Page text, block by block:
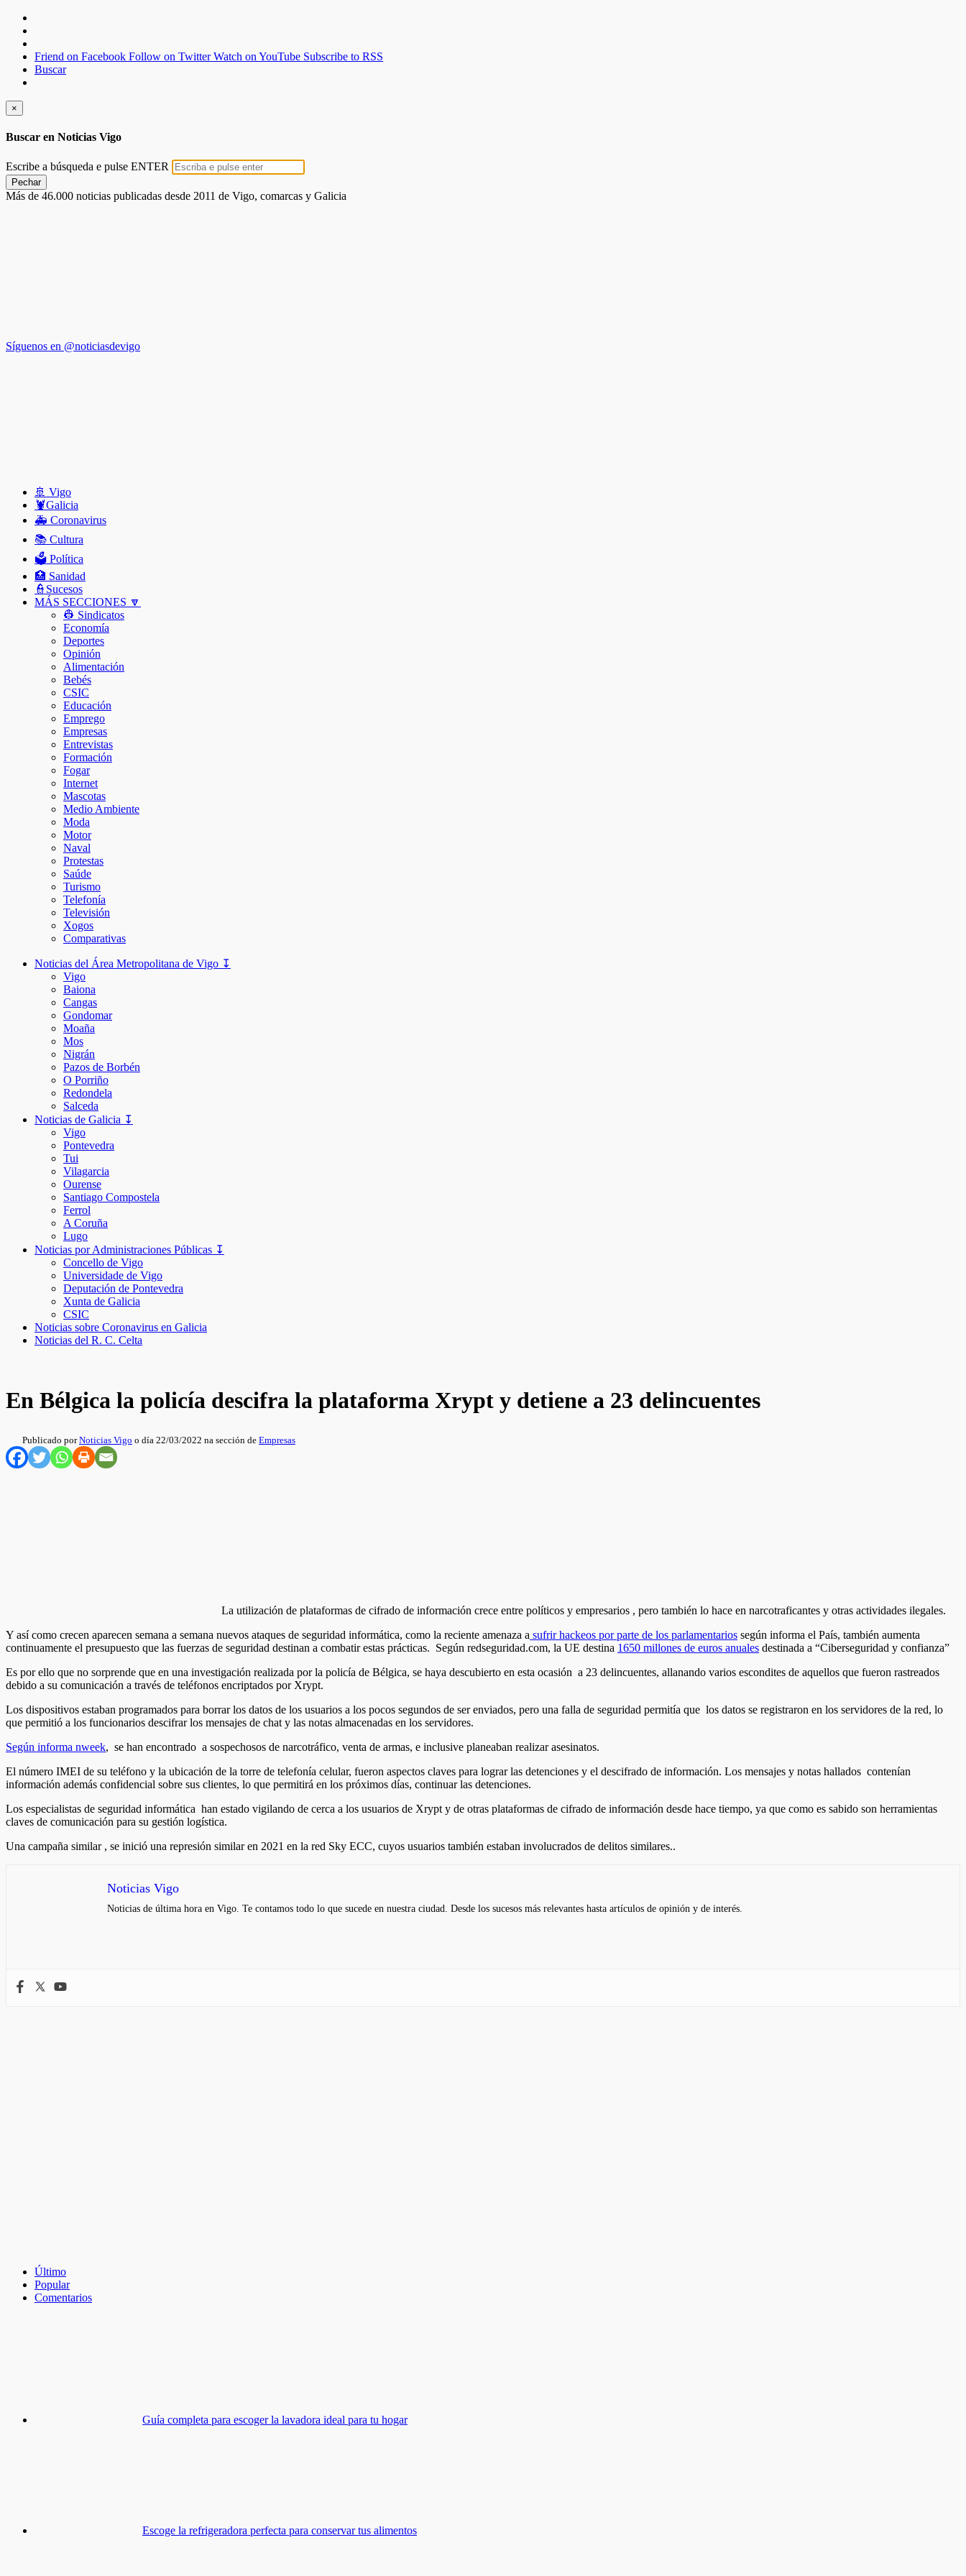
Friend on Facebook Follow on Twitter Watch on YouTube Subscribe to RSS
Buscar
×
Buscar en Noticias Vigo
Escribe a búsqueda e pulse ENTER
Pechar
Más de 46.000 noticias publicadas desde 2011 de Vigo, comarcas y Galicia
Síguenos en @noticiasdevigo
🚢 Vigo
🦞️Galicia
🚑 Coronavirus
📚 Cultura
🗳️ Política
🏥 Sanidad
👮Sucesos
MÁS SECCIONES 🔽
👷 Sindicatos
Economía
Deportes
Opinión
Alimentación
Bebés
CSIC
Educación
Emprego
Empresas
Entrevistas
Formación
Fogar
Internet
Mascotas
Medio Ambiente
Moda
Motor
Naval
Protestas
Saúde
Turismo
Telefonía
Televisión
Xogos
Comparativas
Noticias del Área Metropolitana de Vigo ↧
Vigo
Baiona
Cangas
Gondomar
Moaña
Mos
Nigrán
Pazos de Borbén
O Porriño
Redondela
Salceda
Noticias de Galicia ↧
Vigo
Pontevedra
Tui
Vilagarcia
Ourense
Santiago Compostela
Ferrol
A Coruña
Lugo
Noticias por Administraciones Públicas ↧
Concello de Vigo
Universidade de Vigo
Deputación de Pontevedra
Xunta de Galicia
CSIC
Noticias sobre Coronavirus en Galicia
Noticias del R. C. Celta
En Bélgica la policía descifra la plataforma Xrypt y detiene a 23 delincuentes
Publicado porNoticias Vigo o día 22/03/2022 na sección de Empresas
La utilización de plataformas de cifrado de información crece entre políticos y empresarios , pero también lo hace en narcotraficantes y otras actividades ilegales.
Y así como crecen aparecen semana a semana nuevos ataques de seguridad informática, como la reciente amenaza a sufrir hackeos por parte de los parlamentarios según informa el País, también aumenta
continuamente el presupuesto que las fuerzas de seguridad destinan a combatir estas prácticas. Según redseguridad.com, la UE destina 1650 millones de euros anuales destinada a “Ciberseguridad y confianza”
Es por ello que no sorprende que en una investigación realizada por la policía de Bélgica, se haya descubierto en esta ocasión a 23 delincuentes, allanando varios escondites de aquellos que fueron rastreados
debido a su comunicación a través de teléfonos encriptados por Xrypt.
Los dispositivos estaban programados para borrar los datos de los usuarios a los pocos segundos de ser enviados, pero una falla de seguridad permitía que los datos se registraron en los servidores de la red, lo
que permitió a los funcionarios descifrar los mensajes de chat y las notas almacenadas en los servidores.
Según informa nweek, se han encontrado a sospechosos de narcotráfico, venta de armas, e inclusive planeaban realizar asesinatos.
El número IMEI de su teléfono y la ubicación de la torre de telefonía celular, fueron aspectos claves para lograr las detenciones y el descifrado de información. Los mensajes y notas hallados contenían
información además confidencial sobre sus clientes, lo que permitirá en los próximos días, continuar las detenciones.
Los especialistas de seguridad informática han estado vigilando de cerca a los usuarios de Xrypt y de otras plataformas de cifrado de información desde hace tiempo, ya que como es sabido son herramientas
claves de comunicación para su gestión logística.
Una campaña similar , se inició una represión similar en 2021 en la red Sky ECC, cuyos usuarios también estaban involucrados de delitos similares..
Noticias Vigo
Noticias de última hora en Vigo. Te contamos todo lo que sucede en nuestra ciudad. Desde los sucesos más relevantes hasta artículos de opinión y de interés.
Último
Popular
Comentarios
Guía completa para escoger la lavadora ideal para tu hogar
Escoge la refrigeradora perfecta para conservar tus alimentos